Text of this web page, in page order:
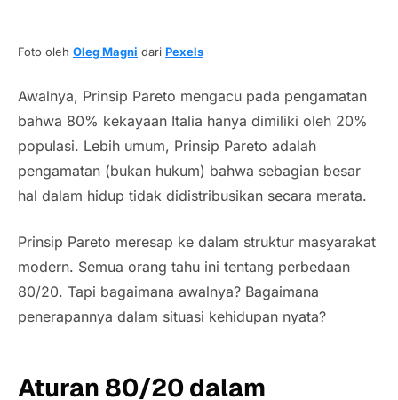
Foto oleh Oleg Magni dari Pexels
Awalnya, Prinsip Pareto mengacu pada pengamatan
bahwa 80% kekayaan Italia hanya dimiliki oleh 20%
populasi. Lebih umum, Prinsip Pareto adalah
pengamatan (bukan hukum) bahwa sebagian besar
hal dalam hidup tidak didistribusikan secara merata.
Prinsip Pareto meresap ke dalam struktur masyarakat
modern. Semua orang tahu ini tentang perbedaan
80/20. Tapi bagaimana awalnya? Bagaimana
penerapannya dalam situasi kehidupan nyata?
Aturan 80/20 dalam